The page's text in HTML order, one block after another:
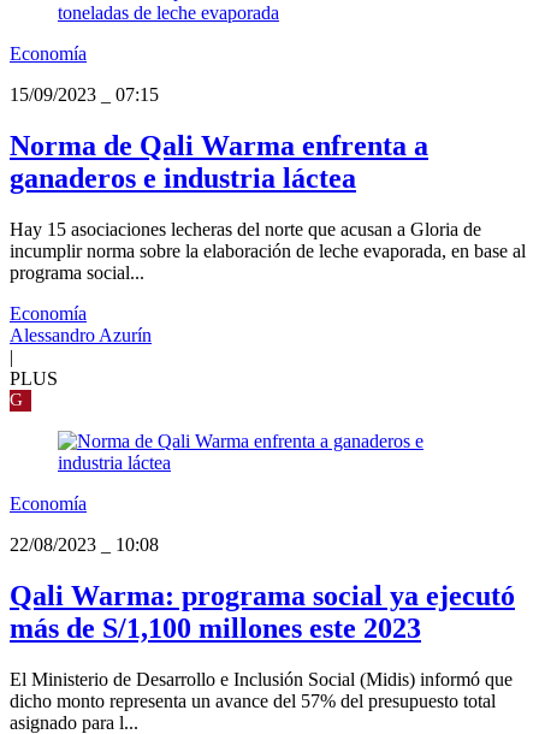
Economía
15/09/2023
07:15
Norma de Qali Warma enfrenta a
ganaderos e industria láctea
Hay 15 asociaciones lecheras del norte que acusan a Gloria de
incumplir norma sobre la elaboración de leche evaporada, en base al
programa social...
Economía
Alessandro Azurín
|
PLUS
G
Economía
22/08/2023
10:08
Qali Warma: programa social ya ejecutó
más de S/1,100 millones este 2023
El Ministerio de Desarrollo e Inclusión Social (Midis) informó que
dicho monto representa un avance del 57% del presupuesto total
asignado para l...